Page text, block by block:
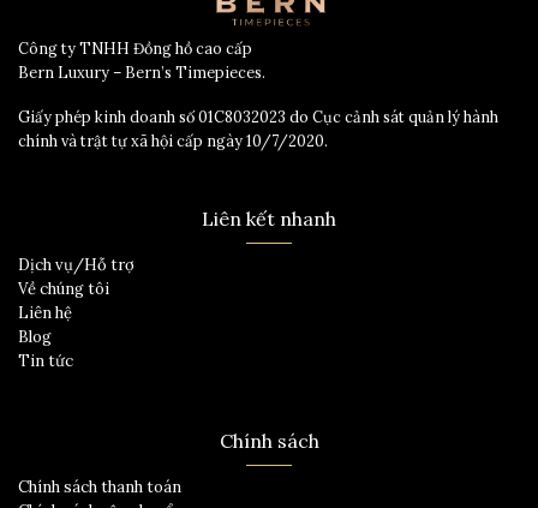
Công ty TNHH Đồng hồ cao cấp
Bern Luxury – Bern’s Timepieces.
Giấy phép kinh doanh số 01C8032023 do Cục cảnh sát quản lý hành
chính và trật tự xã hội cấp ngày 10/7/2020.
Liên kết nhanh
Dịch vụ/Hỗ trợ
Về chúng tôi
Liên hệ
Blog
Tin tức
Chính sách
Chính sách thanh toán